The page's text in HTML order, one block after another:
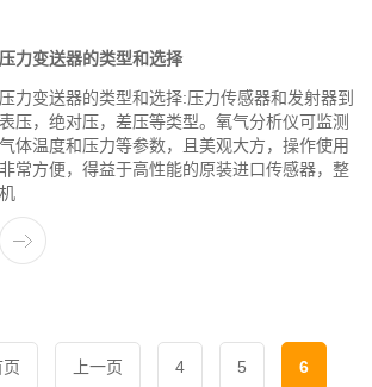
压力变送器的类型和选择
压力变送器的类型和选择:压力传感器和发射器到
表压，绝对压，差压等类型。氧气分析仪可监测
气体温度和压力等参数，且美观大方，操作使用
非常方便，得益于高性能的原装进口传感器，整
机
上一页 4 5 6